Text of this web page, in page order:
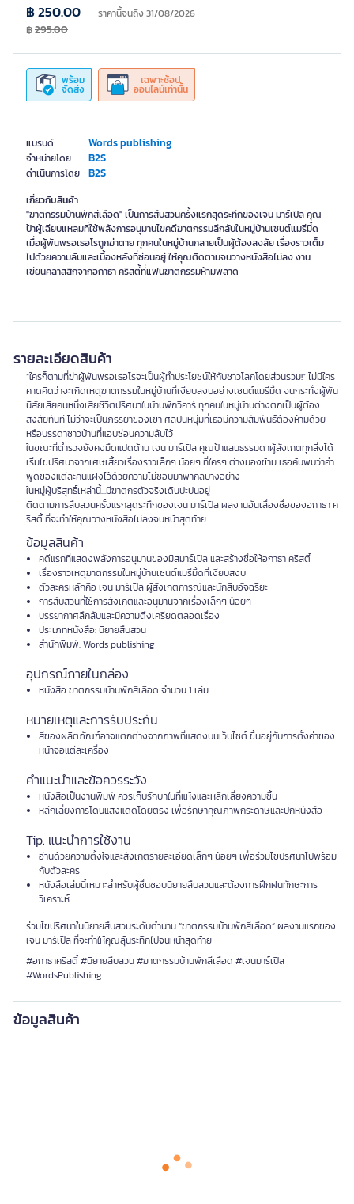
แบรนด์ Words publishing
จำหน่ายโดย B2S
ดำเนินการโดย B2S
พร้อม
จัดส่ง
เฉพาะช้อป
ออนไลน์เท่านั้น
฿ 250.00 ราคานี้จนถึง 31/08/2026
฿295.00
เกี่ยวกับสินค้า
"ฆาตกรรมบ้านพักสีเลือด" เป็นการสืบสวนครั้งแรกสุดระทึกของเจน มาร์เปิล คุณ
ป้าผู้เฉียบแหลมที่ใช้พลังการอนุมานไขคดีฆาตกรรมลึกลับในหมู่บ้านเซนต์แมรีมี้ด
เมื่อผู้พันพรอเธอโรถูกฆ่าตาย ทุกคนในหมู่บ้านกลายเป็นผู้ต้องสงสัย เรื่องราวเต็ม
ไปด้วยความลับและเบื้องหลังที่ซ่อนอยู่ ให้คุณติดตามจนวางหนังสือไม่ลง งาน
เขียนคลาสสิกจากอกาธา คริสตี้ที่แฟนฆาตกรรมห้ามพลาด
รายละเอียดสินค้า
“ใครก็ตามที่ฆ่าผู้พันพรอเธอโรจะเป็นผู้ทำประโยชน์ให้กับชาวโลกโดยส่วนรวม!” ไม่มีใคร
คาดคิดว่าจะเกิดเหตุฆาตกรรมในหมู่บ้านที่เงียบสงบอย่างเซนต์แมรีมี้ด จนกระทั่งผู้พัน
นิสัยเสียคนหนึ่งเสียชีวิตปริศนาในบ้านพักวิคาร์ ทุกคนในหมู่บ้านต่างตกเป็นผู้ต้อง
สงสัยทันที ไม่ว่าจะเป็นภรรยาของเขา ศิลปินหนุ่มที่เธอมีความสัมพันธ์ต้องห้ามด้วย
หรือบรรดาชาวบ้านที่แอบซ่อนความลับไว้
ในขณะที่ตำรวจยังคงมืดแปดด้าน เจน มาร์เปิล คุณป้าแสนธรรมดาผู้สังเกตทุกสิ่งได้
เริ่มไขปริศนาจากเศษเสี้ยวเรื่องราวเล็กๆ น้อยๆ ที่ใครๆ ต่างมองข้าม เธอค้นพบว่าคำ
พูดของแต่ละคนแฝงไว้ด้วยความไม่ชอบมาพากลบางอย่าง
ในหมู่ผู้บริสุทธิ์เหล่านี้...มีฆาตกรตัวจริงเดินปะปนอยู่
ติดตามการสืบสวนครั้งแรกสุดระทึกของเจน มาร์เปิล ผลงานอันเลื่องชื่อของอกาธา ค
ริสตี้ ที่จะทำให้คุณวางหนังสือไม่ลงจนหน้าสุดท้าย
ข้อมูลสินค้า
คดีแรกที่แสดงพลังการอนุมานของมิสมาร์เปิล และสร้างชื่อให้อกาธา คริสตี้
เรื่องราวเหตุฆาตกรรมในหมู่บ้านเซนต์แมรีมี้ดที่เงียบสงบ
ตัวละครหลักคือ เจน มาร์เปิล ผู้สังเกตการณ์และนักสืบอัจฉริยะ
การสืบสวนที่ใช้การสังเกตและอนุมานจากเรื่องเล็กๆ น้อยๆ
บรรยากาศลึกลับและมีความตึงเครียดตลอดเรื่อง
ประเภทหนังสือ: นิยายสืบสวน
สำนักพิมพ์: Words publishing
อุปกรณ์ภายในกล่อง
หนังสือ ฆาตกรรมบ้านพักสีเลือด จำนวน 1 เล่ม
หมายเหตุและการรับประกัน
สีของผลิตภัณฑ์อาจแตกต่างจากภาพที่แสดงบนเว็บไซต์ ขึ้นอยู่กับการตั้งค่าของ
หน้าจอแต่ละเครื่อง
คำแนะนำและข้อควรระวัง
หนังสือเป็นงานพิมพ์ ควรเก็บรักษาในที่แห้งและหลีกเลี่ยงความชื้น
หลีกเลี่ยงการโดนแสงแดดโดยตรง เพื่อรักษาคุณภาพกระดาษและปกหนังสือ
Tip. แนะนำการใช้งาน
อ่านด้วยความตั้งใจและสังเกตรายละเอียดเล็กๆ น้อยๆ เพื่อร่วมไขปริศนาไปพร้อม
กับตัวละคร
หนังสือเล่มนี้เหมาะสำหรับผู้ชื่นชอบนิยายสืบสวนและต้องการฝึกฝนทักษะการ
วิเคราะห์
ร่วมไขปริศนาในนิยายสืบสวนระดับตำนาน “ฆาตกรรมบ้านพักสีเลือด” ผลงานแรกของ
เจน มาร์เปิล ที่จะทำให้คุณลุ้นระทึกไปจนหน้าสุดท้าย
#อกาธาคริสตี้ #นิยายสืบสวน #ฆาตกรรมบ้านพักสีเลือด #เจนมาร์เปิล
#WordsPublishing
ข้อมูลสินค้า